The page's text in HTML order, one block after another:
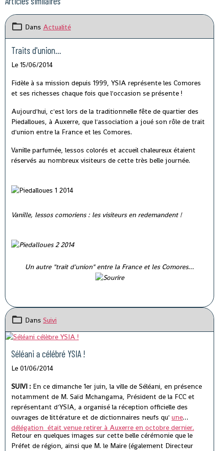
Dans Actualité
Traits d'union...
Le 15/06/2014
Fidèle à sa mission depuis 1999, YSIA représente les Comores
et ses richesses chaque fois que l'occasion se présente !
Aujourd'hui, c'est lors de la traditionnelle fête de quartier des
Piedalloues, à Auxerre, que l'association a joué son rôle de trait
d'union entre la France et les Comores.
Vanille parfumée, lessos colorés et accueil chaleureux étaient
réservés au nombreux visiteurs de cette très belle journée.
Vanille, lessos comoriens : les visiteurs en redemandent !
Un autre "trait d'union" entre la France et les Comores...
Dans Suivi
Séléani a célébré YSIA !
Le 01/06/2014
SUIVI : En ce dimanche 1er juin, la ville de Séléani, en présence
notamment de M. Saïd Mchangama, Président de la FCC et
représentant d'YSIA, a organisé la réception officielle des
ouvrages de littérature et de dictionnaires neufs qu' une
délégation était venue retirer à Auxerre en octobre dernier.
Retour en quelques images sur cette belle cérémonie que le
Préfet de région, ainsi que M. le Maire (également Directeur